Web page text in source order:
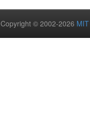
Copyright © 2002-2026 MIT